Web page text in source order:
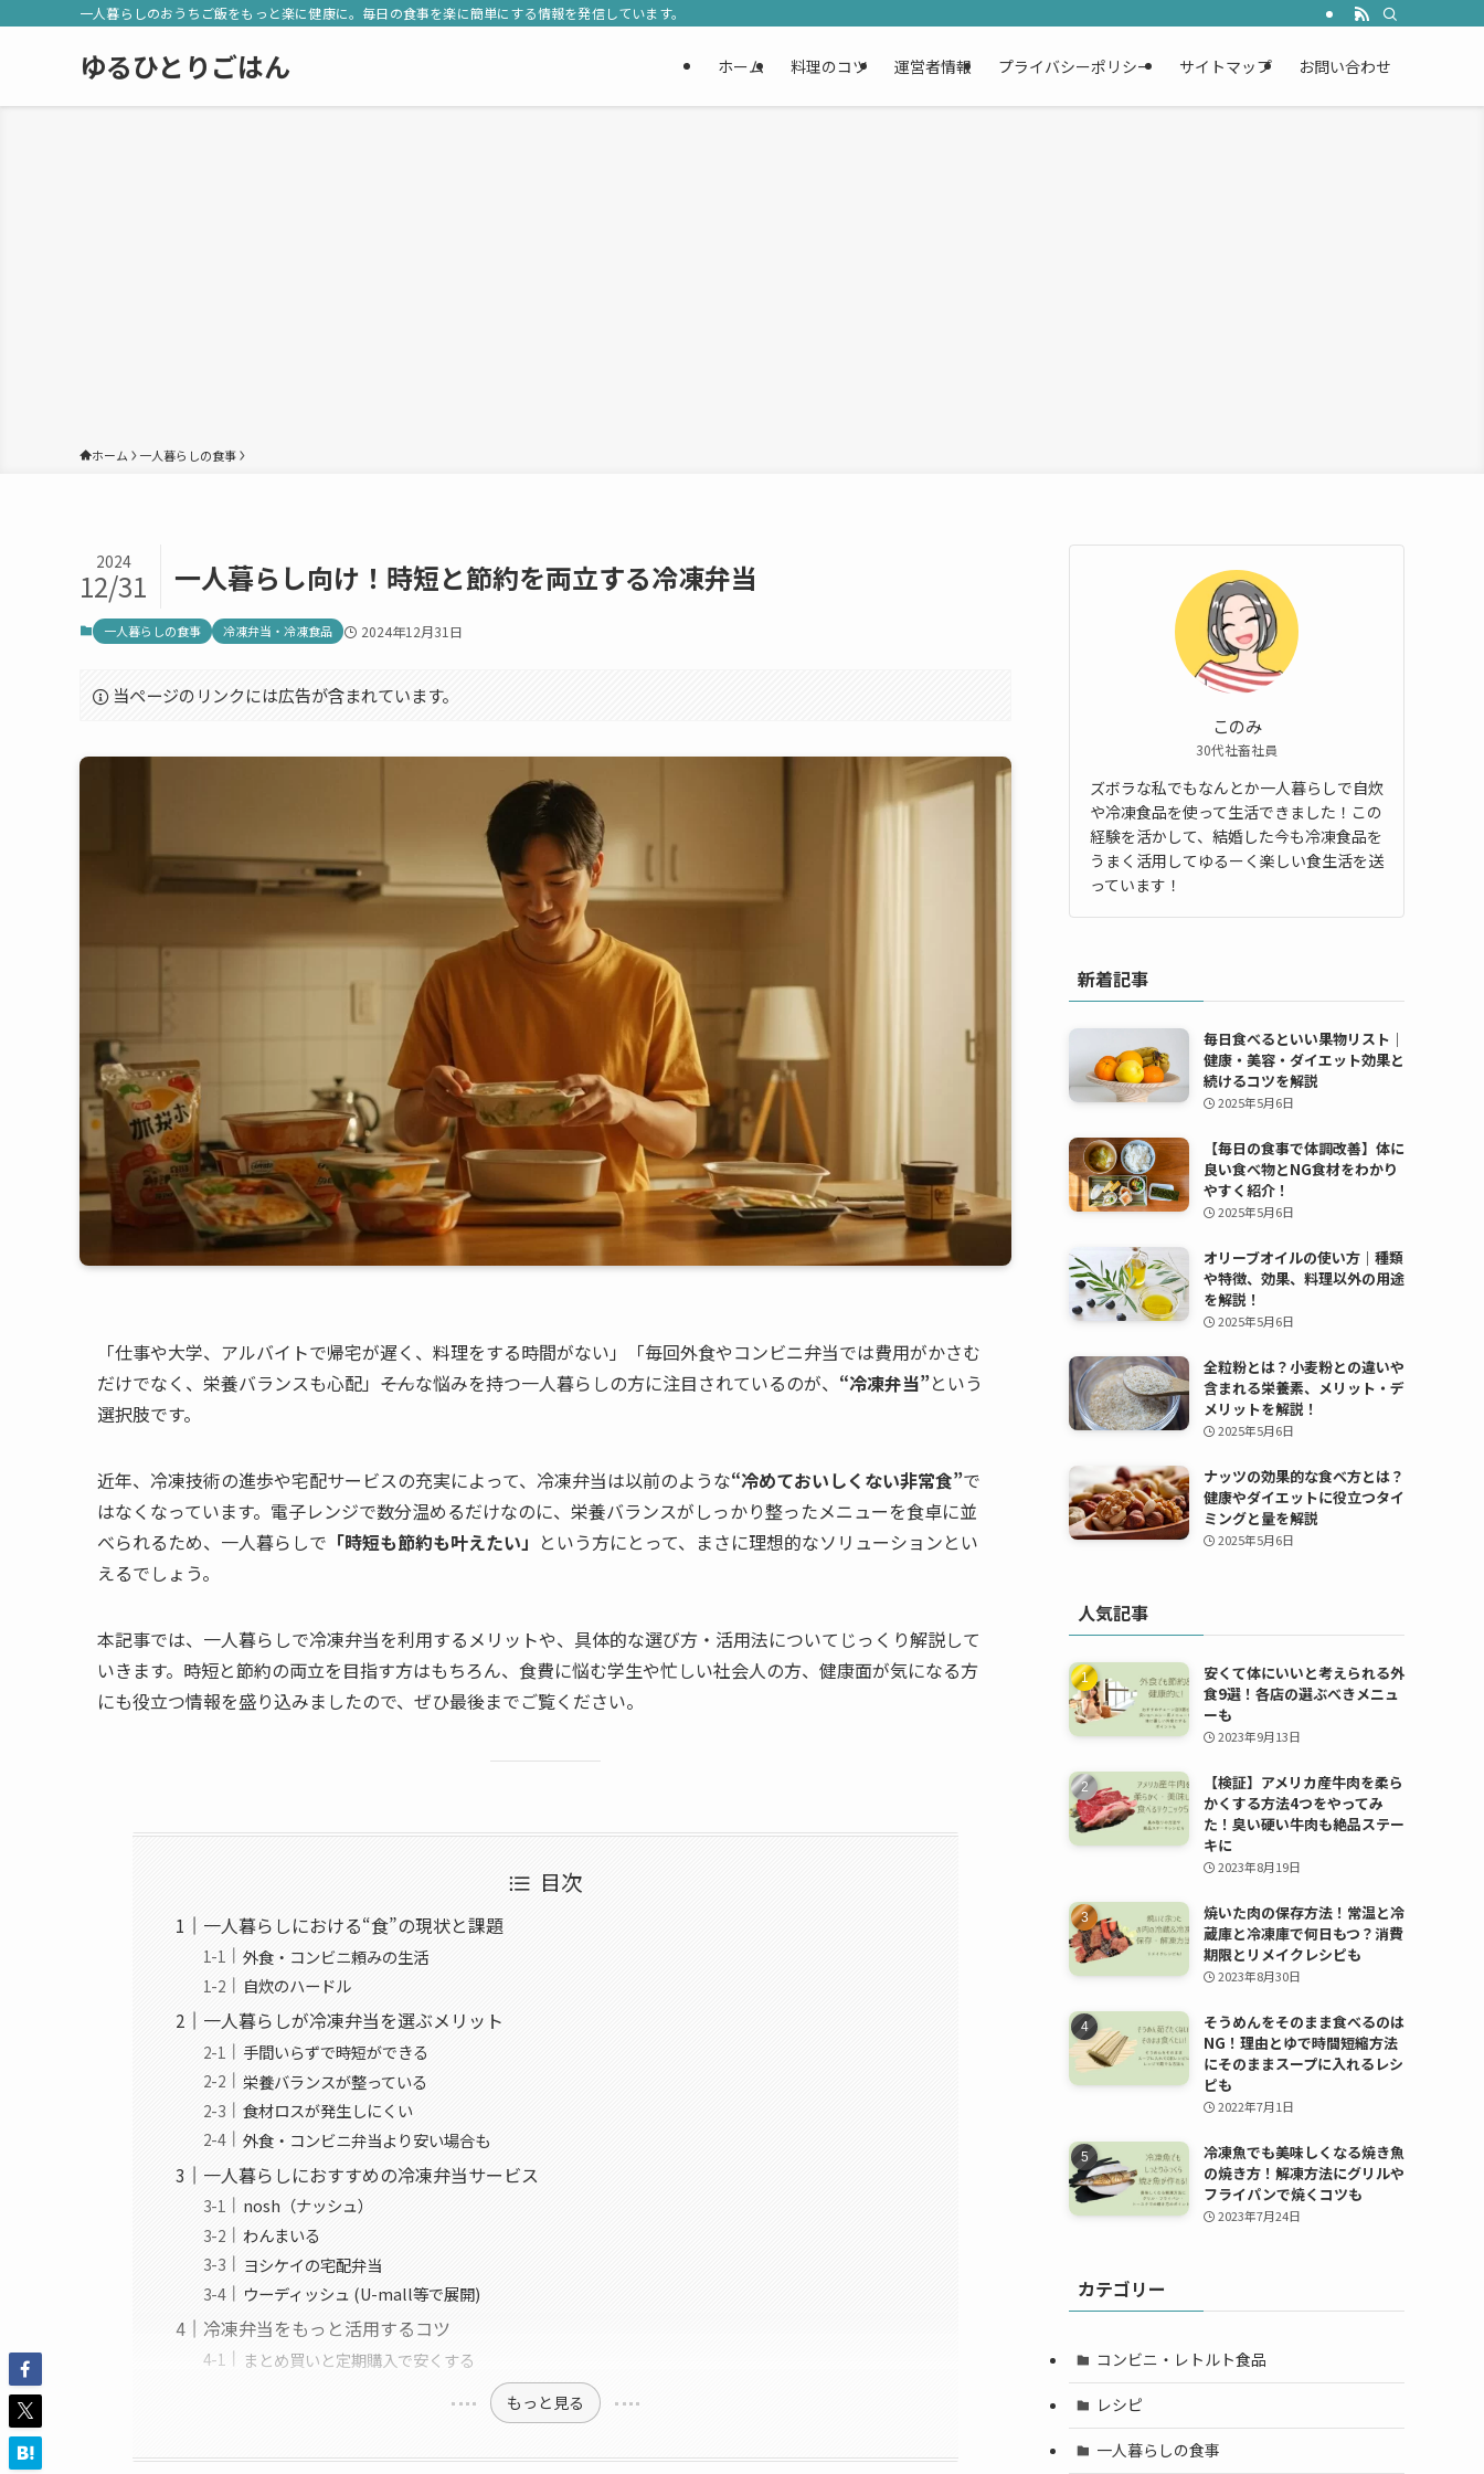
一人暮らしのおうちご飯をもっと楽に健康に。毎日の食事を楽に簡単にする情報を発信しています。
ゆるひとりごはん ホーム 料理のコツ 運営者情報 プライバシーポリシー サイトマップ お問い合わせ
ホーム 一人暮らしの食事
一人暮らし向け！時短と節約を両立する冷凍弁当
2024
12/31
一人暮らしの食事 冷凍弁当・冷凍食品 2024年12月31日
当ページのリンクには広告が含まれています。
「仕事や大学、アルバイトで帰宅が遅く、料理をする時間がない」「毎回外食やコンビニ弁当では費用がかさむ
だけでなく、栄養バランスも心配」――そんな悩みを持つ一人暮らしの方に注目されているのが、 “冷凍弁当”という
選択肢です。
近年、冷凍技術の進歩や宅配サービスの充実によって、冷凍弁当は以前のような“冷めておいしくない非常食”で
はなくなっています。電子レンジで数分温めるだけなのに、栄養バランスがしっかり整ったメニューを食卓に並
べられるため、一人暮らしで 「時短も節約も叶えたい」 という方にとって、まさに理想的なソリューションとい
えるでしょう。
本記事では、一人暮らしで冷凍弁当を利用するメリットや、具体的な選び方・活用法についてじっくり解説して
いきます。時短と節約の両立を目指す方はもちろん、食費に悩む学生や忙しい社会人の方、健康面が気になる方
にも役立つ情報を盛り込みましたので、ぜひ最後までご覧ください。
目次
一人暮らしにおける“食”の現状と課題
外食・コンビニ頼みの生活
自炊のハードル
一人暮らしが冷凍弁当を選ぶメリット
手間いらずで時短ができる
栄養バランスが整っている
食材ロスが発生しにくい
外食・コンビニ弁当より安い場合も
一人暮らしにおすすめの冷凍弁当サービス
nosh（ナッシュ）
わんまいる
ヨシケイの宅配弁当
ウーディッシュ (U-mall等で展開)
冷凍弁当をもっと活用するコツ
まとめ買いと定期購入で安くする
もっと見る
このみ
30代社畜社員
ズボラな私でもなんとか一人暮らしで自炊
や冷凍食品を使って生活できました！この
経験を活かして、結婚した今も冷凍食品を
うまく活用してゆるーく楽しい食生活を送
っています！
新着記事
毎日食べるといい果物リスト｜
健康・美容・ダイエット効果と
続けるコツを解説
2025年5月6日
【毎日の食事で体調改善】体に
良い食べ物とNG食材をわかり
やすく紹介！
2025年5月6日
オリーブオイルの使い方｜種類
や特徴、効果、料理以外の用途
を解説！
2025年5月6日
全粒粉とは？小麦粉との違いや
含まれる栄養素、メリット・デ
メリットを解説！
2025年5月6日
ナッツの効果的な食べ方とは？
健康やダイエットに役立つタイ
ミングと量を解説
2025年5月6日
人気記事
安くて体にいいと考えられる外
食9選！各店の選ぶべきメニュ
ーも
2023年9月13日
【検証】アメリカ産牛肉を柔ら
かくする方法4つをやってみ
た！臭い硬い牛肉も絶品ステー
キに
2023年8月19日
焼いた肉の保存方法！常温と冷
蔵庫と冷凍庫で何日もつ？消費
期限とリメイクレシピも
2023年8月30日
そうめんをそのまま食べるのは
NG！理由とゆで時間短縮方法
にそのままスープに入れるレシ
ピも
2022年7月1日
冷凍魚でも美味しくなる焼き魚
の焼き方！解凍方法にグリルや
フライパンで焼くコツも
2023年7月24日
カテゴリー
コンビニ・レトルト食品
レシピ
一人暮らしの食事